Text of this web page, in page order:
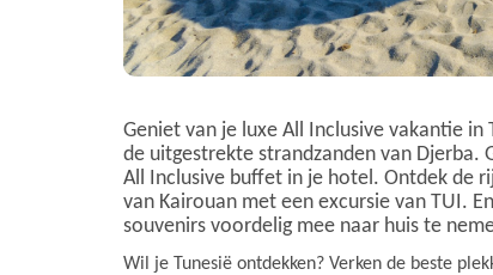
Geniet van je luxe All Inclusive vakantie
de uitgestrekte strandzanden van Djerba.
All Inclusive buffet in je hotel. Ontdek de
van Kairouan met een excursie van TUI.
souvenirs voordelig mee naar huis te
Wil je Tunesië ontdekken? Verken de beste